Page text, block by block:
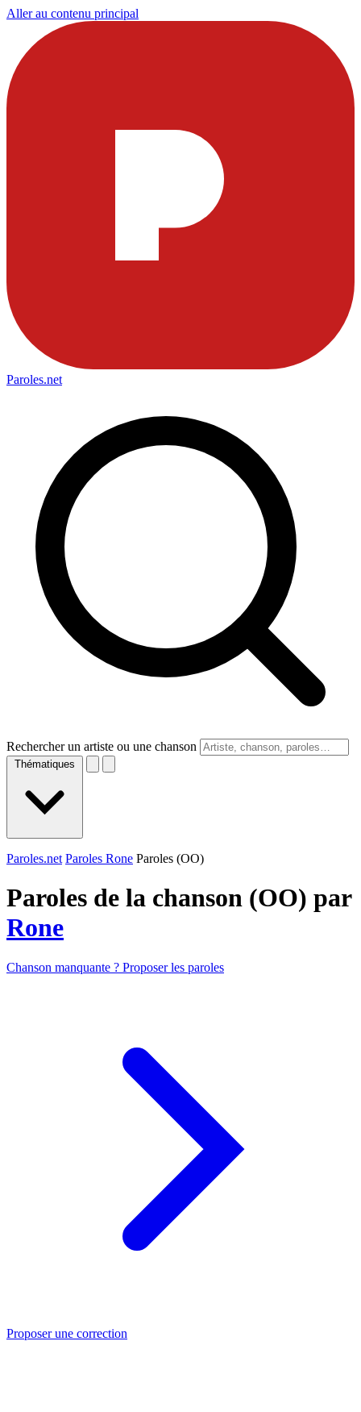
Aller au contenu principal
Paroles.net
Rechercher un artiste ou une chanson
Thématiques
Paroles.net Paroles Rone Paroles (OO)
Paroles de la chanson (OO) par
Rone
Chanson manquante ? Proposer les paroles
Proposer une correction